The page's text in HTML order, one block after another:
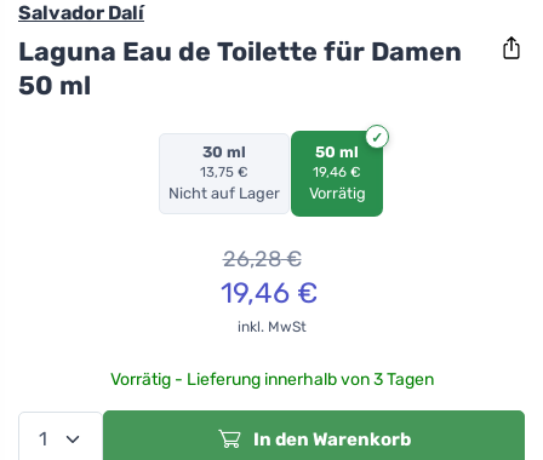
Salvador Dalí
Laguna Eau de Toilette für Damen
50 ml
30 ml
13,75 €
Nicht auf Lager
50 ml
19,46 €
Vorrätig
26,28€
19,46 €
inkl. MwSt
Vorrätig - Lieferung innerhalb von 3 Tagen
In den Warenkorb